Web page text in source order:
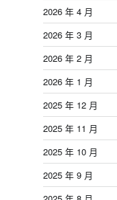
2026 年 4 月
2026 年 3 月
2026 年 2 月
2026 年 1 月
2025 年 12 月
2025 年 11 月
2025 年 10 月
2025 年 9 月